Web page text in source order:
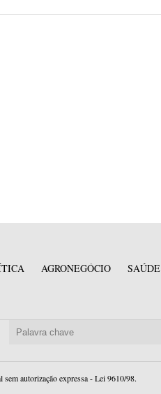
AGRONEGÓCIO SAÚDE
autorização expressa - Lei 9610/98.